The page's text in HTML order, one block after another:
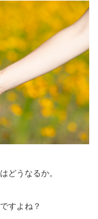
どうなるか。
すよね？